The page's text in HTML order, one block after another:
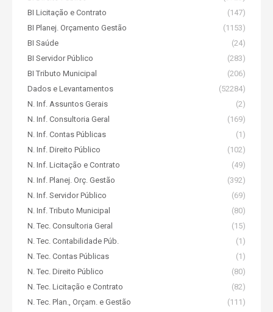
BI Licitação e Contrato
(147)
BI Planej. Orçamento Gestão
(1153)
BI Saúde
(24)
BI Servidor Público
(283)
BI Tributo Municipal
(206)
Dados e Levantamentos
(52284)
N. Inf. Assuntos Gerais
(2)
N. Inf. Consultoria Geral
(169)
N. Inf. Contas Públicas
(1)
N. Inf. Direito Público
(102)
N. Inf. Licitação e Contrato
(49)
N. Inf. Planej. Orç. Gestão
(392)
N. Inf. Servidor Público
(69)
N. Inf. Tributo Municipal
(80)
N. Tec. Consultoria Geral
(15)
N. Tec. Contabilidade Púb.
(1)
N. Tec. Contas Públicas
(1)
N. Tec. Direito Público
(80)
N. Tec. Licitação e Contrato
(82)
N. Tec. Plan., Orçam. e Gestão
(111)